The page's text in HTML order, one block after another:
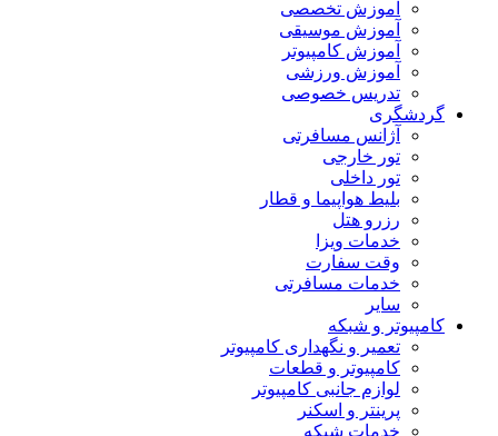
آموزش تخصصی
آموزش موسیقی
آموزش کامپیوتر
آموزش ورزشی
تدریس خصوصی
گردشگری
آژانس مسافرتی
تور خارجی
تور داخلی
بلیط هواپیما و قطار
رزرو هتل
خدمات ویزا
وقت سفارت
خدمات مسافرتی
سایر
کامپیوتر و شبکه
تعمیر و نگهداری کامپیوتر
کامپیوتر و قطعات
لوازم جانبی کامپیوتر
پرینتر و اسکنر
خدمات شبکه